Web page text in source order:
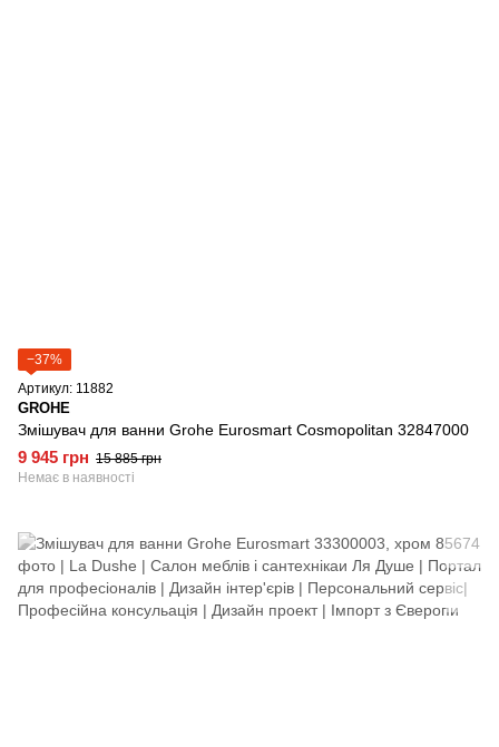
−37%
Артикул: 11882
GROHE
Змішувач для ванни Grohe Eurosmart Cosmopolitan 32847000
9 945 грн 15 885 грн
Немає в наявності